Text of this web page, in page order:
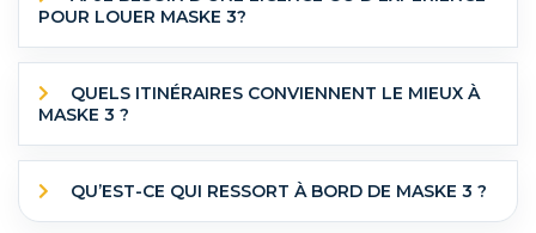
POUR LOUER MASKE 3?
MASKE 3 ?
QU’EST-CE QUI RESSORT À BORD DE MASKE 3 ?